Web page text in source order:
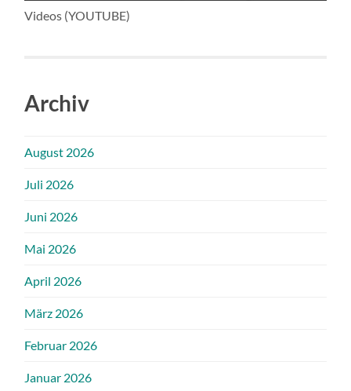
Videos (YOUTUBE)
Archiv
August 2026
Juli 2026
Juni 2026
Mai 2026
April 2026
März 2026
Februar 2026
Januar 2026